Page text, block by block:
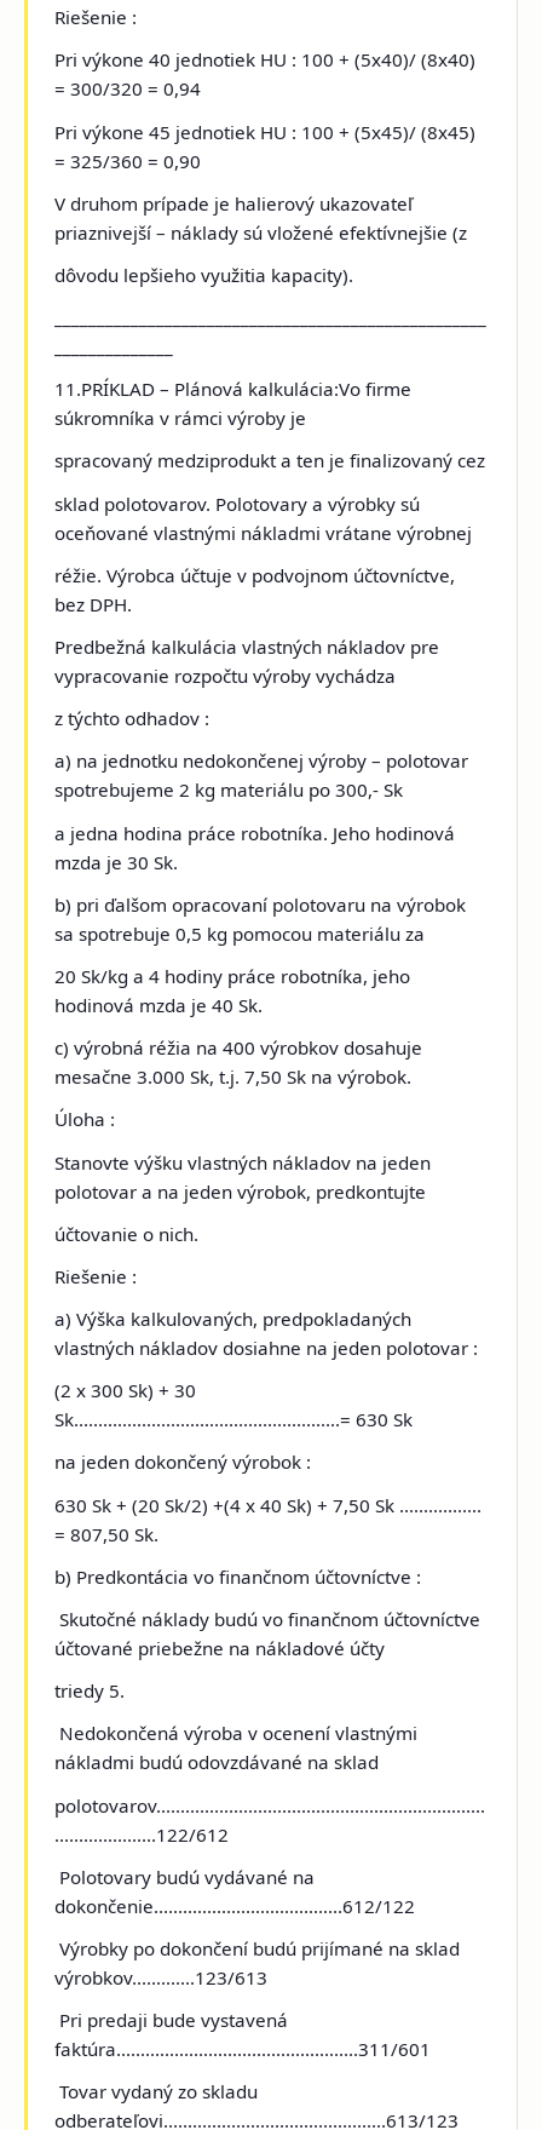
Riešenie :
Pri výkone 40 jednotiek HU : 100 + (5x40)/ (8x40)
= 300/320 = 0,94
Pri výkone 45 jednotiek HU : 100 + (5x45)/ (8x45)
= 325/360 = 0,90
V druhom prípade je halierový ukazovateľ
priaznivejší – náklady sú vložené efektívnejšie (z
dôvodu lepšieho využitia kapacity).
11.PRÍKLAD – Plánová kalkulácia:Vo firme
súkromníka v rámci výroby je
spracovaný medziprodukt a ten je finalizovaný cez
sklad polotovarov. Polotovary a výrobky sú
oceňované vlastnými nákladmi vrátane výrobnej
réžie. Výrobca účtuje v podvojnom účtovníctve,
bez DPH.
Predbežná kalkulácia vlastných nákladov pre
vypracovanie rozpočtu výroby vychádza
z týchto odhadov :
a) na jednotku nedokončenej výroby – polotovar
spotrebujeme 2 kg materiálu po 300,- Sk
a jedna hodina práce robotníka. Jeho hodinová
mzda je 30 Sk.
b) pri ďalšom opracovaní polotovaru na výrobok
sa spotrebuje 0,5 kg pomocou materiálu za
20 Sk/kg a 4 hodiny práce robotníka, jeho
hodinová mzda je 40 Sk.
c) výrobná réžia na 400 výrobkov dosahuje
mesačne 3.000 Sk, t.j. 7,50 Sk na výrobok.
Úloha :
Stanovte výšku vlastných nákladov na jeden
polotovar a na jeden výrobok, predkontujte
účtovanie o nich.
Riešenie :
a) Výška kalkulovaných, predpokladaných
vlastných nákladov dosiahne na jeden polotovar :
(2 x 300 Sk) + 30
Sk.......................................................= 630 Sk
na jeden dokončený výrobok :
630 Sk + (20 Sk/2) +(4 x 40 Sk) + 7,50 Sk .................
= 807,50 Sk.
b) Predkontácia vo finančnom účtovníctve :
Skutočné náklady budú vo finančnom účtovníctve
účtované priebežne na nákladové účty
triedy 5.
Nedokončená výroba v ocenení vlastnými
nákladmi budú odovzdávané na sklad
polotovarov....................................................................
.....................122/612
Polotovary budú vydávané na
dokončenie.......................................612/122
Výrobky po dokončení budú prijímané na sklad
výrobkov.............123/613
Pri predaji bude vystavená
faktúra..................................................311/601
Tovar vydaný zo skladu
odberateľovi..............................................613/123